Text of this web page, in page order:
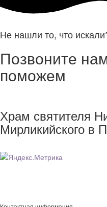
Не нашли то, что
Позвоните
поможем
Храм святителя
Мирликийского в